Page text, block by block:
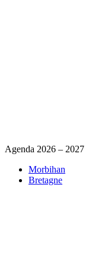
Agenda 2026 – 2027
Morbihan
Bretagne